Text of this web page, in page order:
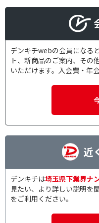
デンキチwebの会員になる
ト、新商品のご案内、その
いただけます。入会費・年
近
デンキチは埼玉県下業界ナ
見たい、より詳しい説明を
をご利用ください。